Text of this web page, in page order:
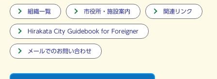
組織一覧 市役所・施設案内 関連リンク
Hirakata City Guidebook for Foreigner
メールでのお問い合わせ